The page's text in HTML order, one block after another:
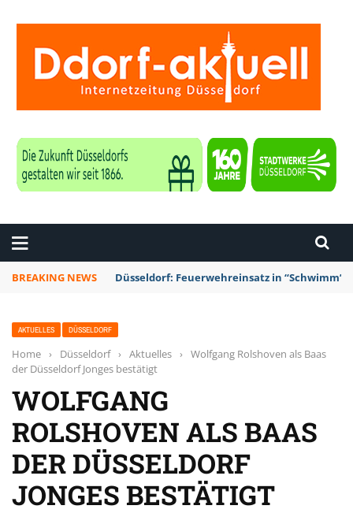
BREAKING NEWS Düsseldorf: Feuerwehreinsatz in “Schwimm’
AKTUELLES DÜSSELDORF
Home › Düsseldorf › Aktuelles › Wolfgang Rolshoven als Baas
der Düsseldorf Jonges bestätigt
WOLFGANG
ROLSHOVEN ALS BAAS
DER DÜSSELDORF
JONGES BESTÄTIGT